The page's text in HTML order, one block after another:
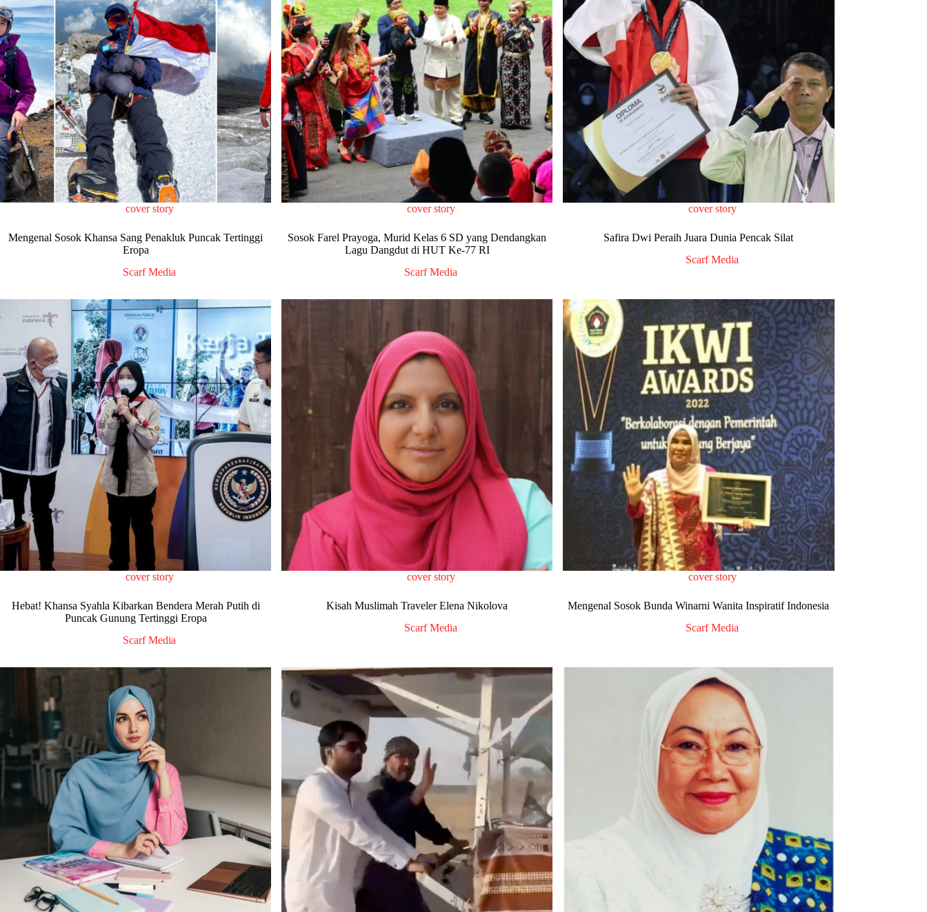
cover story
Mengenal Sosok Khansa Sang Penakluk Puncak Tertinggi
Eropa
Scarf Media
cover story
Sosok Farel Prayoga, Murid Kelas 6 SD yang Dendangkan
Lagu Dangdut di HUT Ke-77 RI
Scarf Media
cover story
Safira Dwi Peraih Juara Dunia Pencak Silat
Scarf Media
cover story
Hebat! Khansa Syahla Kibarkan Bendera Merah Putih di
Puncak Gunung Tertinggi Eropa
Scarf Media
cover story
Kisah Muslimah Traveler Elena Nikolova
Scarf Media
cover story
Mengenal Sosok Bunda Winarni Wanita Inspiratif Indonesia
Scarf Media